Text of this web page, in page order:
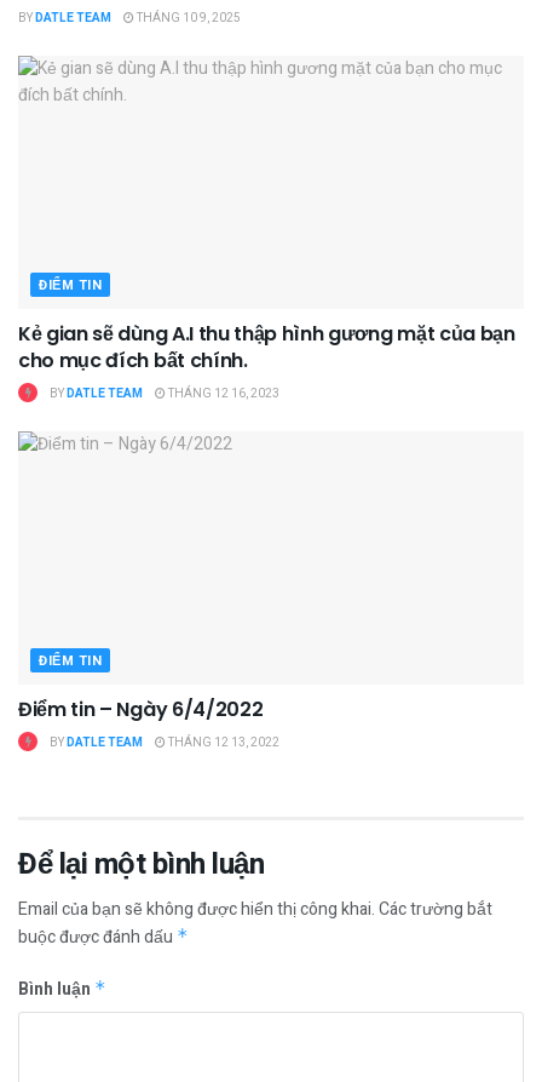
BYDATLE TEAM THÁNG 10 9, 2025
ĐIỂM TIN
Kẻ gian sẽ dùng A.I thu thập hình gương mặt của bạn
cho mục đích bất chính.
BYDATLE TEAM THÁNG 12 16, 2023
ĐIỂM TIN
Điểm tin – Ngày 6/4/2022
BYDATLE TEAM THÁNG 12 13, 2022
Để lại một bình luận
Email của bạn sẽ không được hiển thị công khai.Các trường bắt
buộc được đánh dấu *
Bình luận *